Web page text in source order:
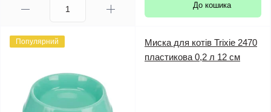
До кошика
Популярний
Миска для котів Trixie 2470
пластикова 0,2 л 12 см